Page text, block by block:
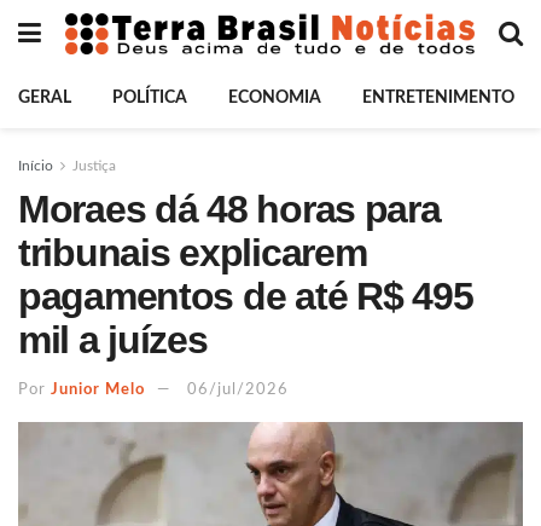
GERAL POLÍTICA ECONOMIA ENTRETENIMENTO
Início Justiça
Moraes dá 48 horas para
tribunais explicarem
pagamentos de até R$ 495
mil a juízes
Por Junior Melo 06/jul/2026